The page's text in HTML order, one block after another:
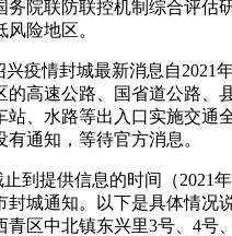
务院联防联控机制综合评估
险地区。
兴疫情封城最新消息自2021
的高速公路、国省道公路、
站、水路等出入口实施交通
有通知，等待官方消息。
止到提供信息的时间（2021
封城通知。以下是具体情况
青区中北镇东兴里3号、4号